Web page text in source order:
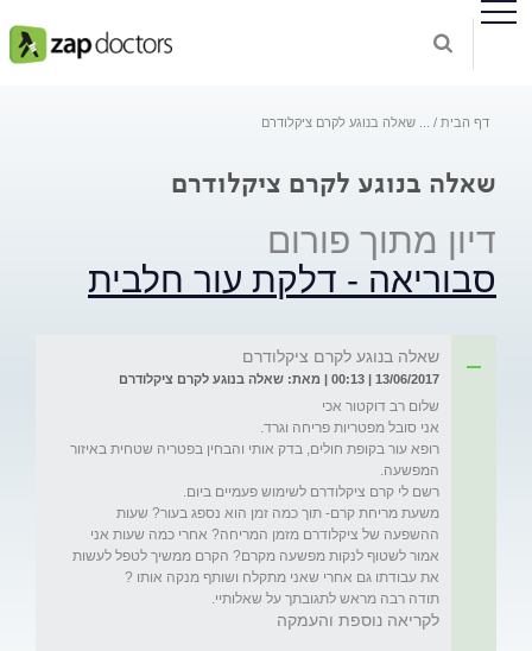
דף הבית שאלה בנוגע לקרם ציקלודרם
שאלה בנוגע לקרם ציקלודרם
דיון מתוך פורום
סבוריאה - דלקת עור חלבית
שאלה בנוגע לקרם ציקלודרם
13/06/2017 | 00:13 | מאת: שאלה בנוגע לקרם ציקלודרם
רופא עור בקופת חולים, בדק אותי והבחין בפטריה שטחית באיזור
משעת מריחת קרם- תוך כמה זמן הוא נספג בעור? שעות
ההשפעה של ציקלודרם מזמן המריחה? אחרי כמה שעות אני
אמור לשטוף לנקות מפשעה מקרם? הקרם ממשיך לטפל לעשות
תודה רבה מראש לתגובתך על שאלותיי.
לקריאה נוספת והעמקה